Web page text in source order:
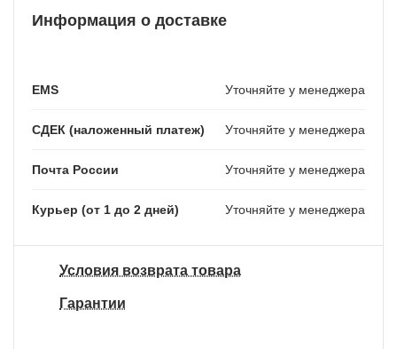
Информация о доставке
EMS Уточняйте у менеджера
СДЕК (наложенный платеж) Уточняйте у менеджера
Почта России Уточняйте у менеджера
Курьер (от 1 до 2 дней) Уточняйте у менеджера
Условия возврата товара
Гарантии